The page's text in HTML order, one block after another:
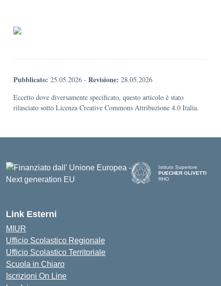
Pubblicato: 25.05.2026 - Revisione: 28.05.2026
Eccetto dove diversamente specificato, questo articolo è stato
rilasciato sotto Licenza Creative Commons Attribuzione 4.0 Italia.
Istituto Superiore
PUECHER OLIVETTI
RHO
Link Esterni
MIUR
Ufficio Scolastico Regionale
Ufficio Scolastico Territoriale
Scuola in Chiaro
Iscrizioni On Line